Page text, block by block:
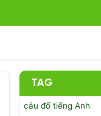
TAG
câu đố tiếng Anh